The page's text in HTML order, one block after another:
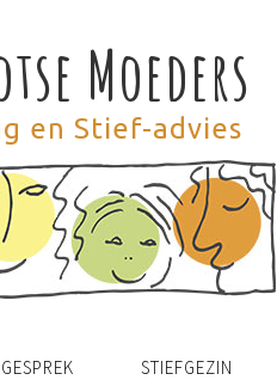
Moeders
en Stief-advies
GESPREK STIEFGEZIN